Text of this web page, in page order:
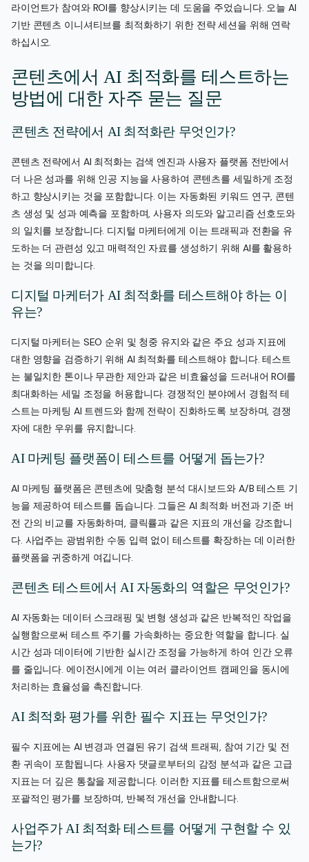
라이언트가 참여와 ROI를 향상시키는 데 도움을 주었습니다. 오늘 AI
기반 콘텐츠 이니셔티브를 최적화하기 위한 전략 세션을 위해 연락
하십시오.
콘텐츠에서 AI 최적화를 테스트하는
방법에 대한 자주 묻는 질문
콘텐츠 전략에서 AI 최적화란 무엇인가?
콘텐츠 전략에서 AI 최적화는 검색 엔진과 사용자 플랫폼 전반에서
더 나은 성과를 위해 인공 지능을 사용하여 콘텐츠를 세밀하게 조정
하고 향상시키는 것을 포함합니다. 이는 자동화된 키워드 연구, 콘텐
츠 생성 및 성과 예측을 포함하며, 사용자 의도와 알고리즘 선호도와
의 일치를 보장합니다. 디지털 마케터에게 이는 트래픽과 전환을 유
도하는 더 관련성 있고 매력적인 자료를 생성하기 위해 AI를 활용하
는 것을 의미합니다.
디지털 마케터가 AI 최적화를 테스트해야 하는 이
유는?
디지털 마케터는 SEO 순위 및 청중 유지와 같은 주요 성과 지표에
대한 영향을 검증하기 위해 AI 최적화를 테스트해야 합니다. 테스트
는 불일치한 톤이나 무관한 제안과 같은 비효율성을 드러내어 ROI를
최대화하는 세밀 조정을 허용합니다. 경쟁적인 분야에서 경험적 테
스트는 마케팅 AI 트렌드와 함께 전략이 진화하도록 보장하며, 경쟁
자에 대한 우위를 유지합니다.
AI 마케팅 플랫폼이 테스트를 어떻게 돕는가?
AI 마케팅 플랫폼은 콘텐츠에 맞춤형 분석 대시보드와 A/B 테스트 기
능을 제공하여 테스트를 돕습니다. 그들은 AI 최적화 버전과 기준 버
전 간의 비교를 자동화하며, 클릭률과 같은 지표의 개선을 강조합니
다. 사업주는 광범위한 수동 입력 없이 테스트를 확장하는 데 이러한
플랫폼을 귀중하게 여깁니다.
콘텐츠 테스트에서 AI 자동화의 역할은 무엇인가?
AI 자동화는 데이터 스크래핑 및 변형 생성과 같은 반복적인 작업을
실행함으로써 테스트 주기를 가속화하는 중요한 역할을 합니다. 실
시간 성과 데이터에 기반한 실시간 조정을 가능하게 하여 인간 오류
를 줄입니다. 에이전시에게 이는 여러 클라이언트 캠페인을 동시에
처리하는 효율성을 촉진합니다.
AI 최적화 평가를 위한 필수 지표는 무엇인가?
필수 지표에는 AI 변경과 연결된 유기 검색 트래픽, 참여 기간 및 전
환 귀속이 포함됩니다. 사용자 댓글로부터의 감정 분석과 같은 고급
지표는 더 깊은 통찰을 제공합니다. 이러한 지표를 테스트함으로써
포괄적인 평가를 보장하며, 반복적 개선을 안내합니다.
사업주가 AI 최적화 테스트를 어떻게 구현할 수 있
는가?